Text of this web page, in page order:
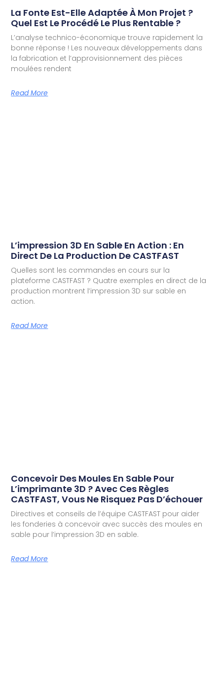
La Fonte Est-Elle Adaptée À Mon Projet ?
Quel Est Le Procédé Le Plus Rentable ?
L’analyse technico-économique trouve rapidement la
bonne réponse ! Les nouveaux développements dans
la fabrication et l’approvisionnement des pièces
moulées rendent
Read More
L’impression 3D En Sable En Action : En
Direct De La Production De CASTFAST
Quelles sont les commandes en cours sur la
plateforme CASTFAST ? Quatre exemples en direct de la
production montrent l’impression 3D sur sable en
action.
Read More
Concevoir Des Moules En Sable Pour
L’imprimante 3D ? Avec Ces Règles
CASTFAST, Vous Ne Risquez Pas D’échouer
Directives et conseils de l’équipe CASTFAST pour aider
les fonderies à concevoir avec succès des moules en
sable pour l’impression 3D en sable.
Read More